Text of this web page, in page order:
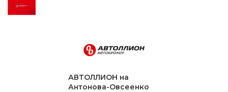
АВТОЛЛИОН на
Антонова-Овсеенко